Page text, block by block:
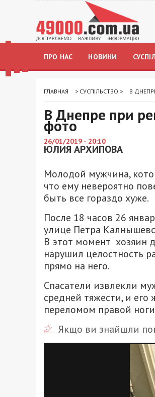
ПРО НАС НОВИНИ
ГЛАВНАЯ > СУСПІЛЬСТВО > В
В Днепре при
фото
26/01/2019 - 20:10
ЮЛИЯ АРХИПОВА
Молодой мужчина,
что ему невероятно
быть все гораздо хуже.
После 18 часов 26
улице Петра
В этот момент хозяин
нарушил целостность
прямо на него.
Спасатели извлекли
средней тяжести, и
переломом правой
Якщо ви знайшли